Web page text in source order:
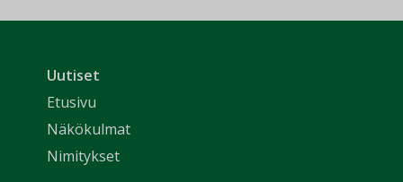
Uutiset
Etusivu
Näkökulmat
Nimitykset